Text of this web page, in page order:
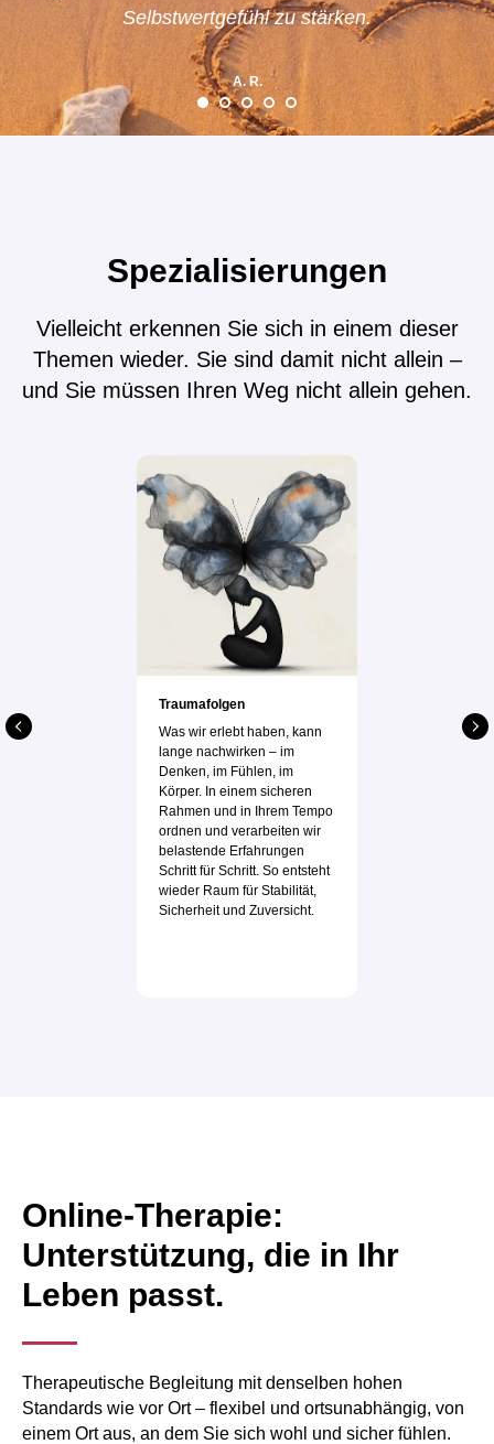
Selbstwertgefühl zu stärken.
A. R.
Spezialisierungen
Vielleicht erkennen Sie sich in einem dieser
Themen wieder. Sie sind damit nicht allein –
und Sie müssen Ihren Weg nicht allein gehen.
Traumafolgen
Was wir erlebt haben, kann
lange nachwirken – im
Denken, im Fühlen, im
Körper. In einem sicheren
Rahmen und in Ihrem Tempo
ordnen und verarbeiten wir
belastende Erfahrungen
Schritt für Schritt. So entsteht
wieder Raum für Stabilität,
Sicherheit und Zuversicht.
Online-Therapie:
Unterstützung, die in Ihr
Leben passt.
Therapeutische Begleitung mit denselben hohen
Standards wie vor Ort – flexibel und ortsunabhängig, von
einem Ort aus, an dem Sie sich wohl und sicher fühlen.